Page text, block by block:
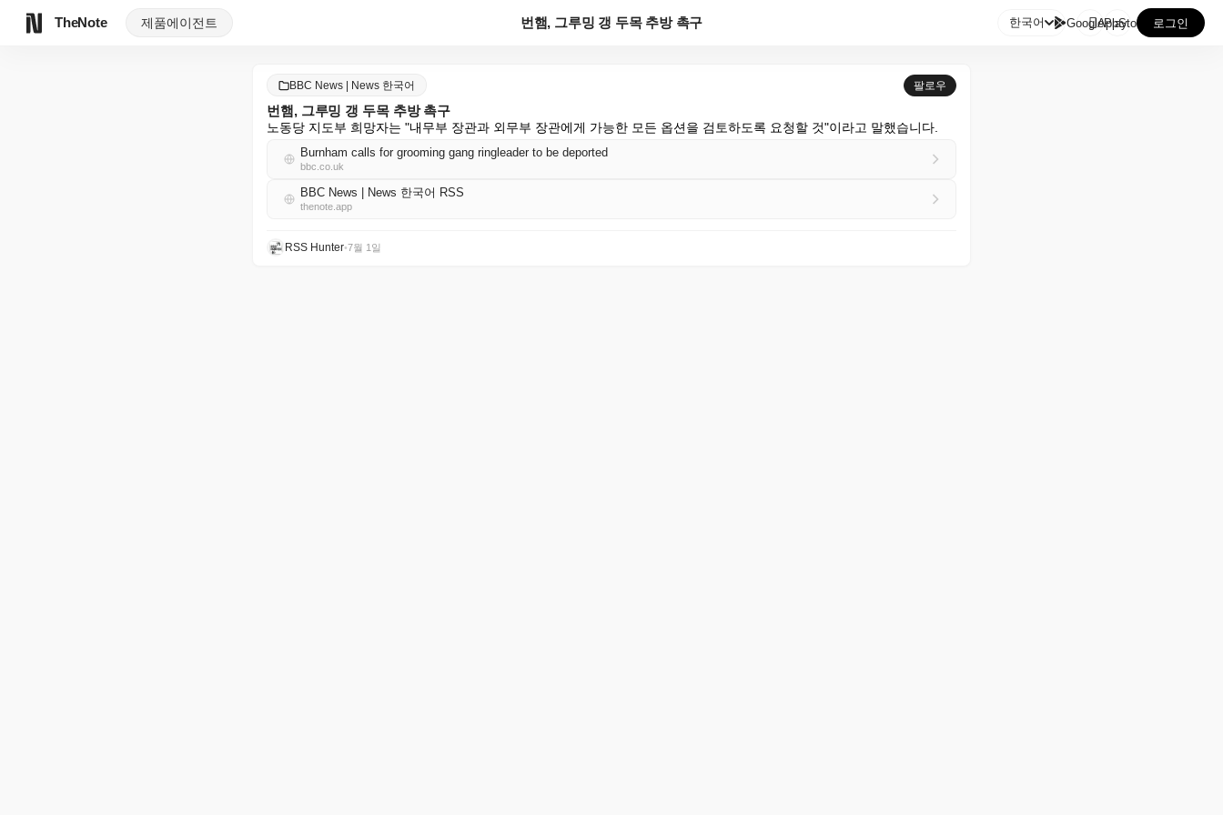
TheNote 제품에이전트 번햄, 그루밍 갱 두목 추방 촉구 한국어 GooglePlay
AppStore 로그인
BBC News | News 한국어 팔로우
번햄, 그루밍 갱 두목 추방 촉구
노동당 지도부 희망자는 "내무부 장관과 외무부 장관에게 가능한 모든 옵션을 검토하도록 요청할 것"이라고 말했습니다.
Burnham calls for grooming gang ringleader to be deported
bbc.co.uk
BBC News | News 한국어 RSS
thenote.app
RSS Hunter•7월 1일